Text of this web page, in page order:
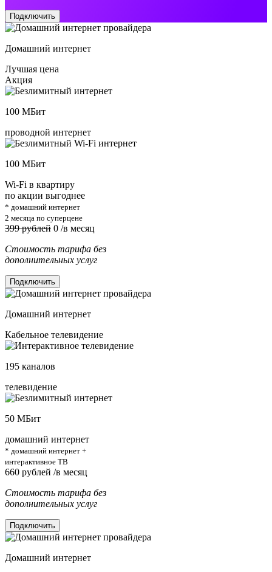
Подключить
Домашний интернет
Лучшая цена
Акция
100 МБит
проводной интернет
100 МБит
Wi-Fi в квартиру
по акции выгоднее
* домашний интернет
2 месяца по суперцене
399 рублей 0 /в месяц
Стоимость тарифа без
дополнительных услуг
Подключить
Домашний интернет
Кабельное телевидение
195 каналов
телевидение
50 МБит
домашний интернет
* домашний интернет +
интерактивное ТВ
660 рублей /в месяц
Стоимость тарифа без
дополнительных услуг
Подключить
Домашний интернет